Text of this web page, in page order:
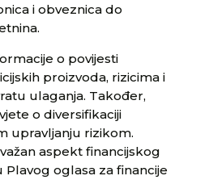
i obveznica do
o povijesti
proizvoda, rizicima i
ulaganja. Također,
o diversifikaciji
upravljanju rizikom.
aspekt financijskog
Plavog oglasa za financije